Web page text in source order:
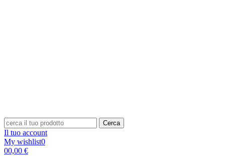
Cerca
Il tuo account
My wishlist0
00,00 €